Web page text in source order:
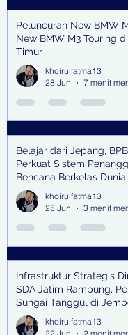
Peluncuran New BMW
New BMW M3 Touring
Timur
khoirulfatma13
28 Jun
7 menit
Belajar dari Jepang,
Perkuat Sistem
Bencana Berkelas Dunia
khoirulfatma13
25 Jun
3 menit
Infrastruktur Strategis
SDA Jatim Rampung,
Sungai Tanggul di
Bangkitkan
dan Pengendali Banjir
khoirulfatma13